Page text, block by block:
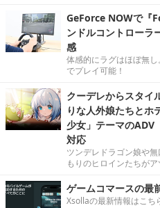
GeForce NOWで『
ンドルコントローラ
感
体感的にラグはほぼ無
でプレイ可能！
クーデレからスタイ
りな人外娘たちとホ
少女」テーマのADV
対応
ツンデレドラゴン娘や
もりのヒロインたちがア
ゲームコマースの最
Xsollaの最新情報はこち